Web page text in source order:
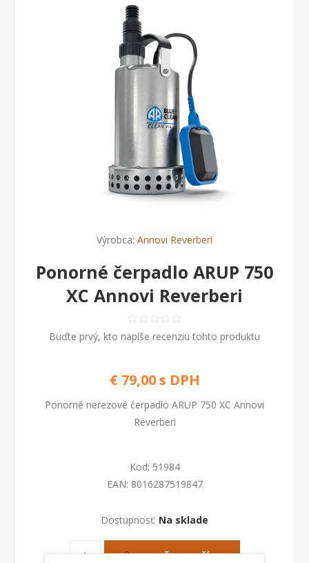
Výrobca: Annovi Reverberi
Ponorné čerpadlo ARUP 750
XC Annovi Reverberi
Buďte prvý, kto napíše recenziu tohto produktu
€ 79,00 s DPH
Ponorné nerezové čerpadlo ARUP 750 XC Annovi
Reverberi
Kod: 51984
EAN: 8016287519847
Dostupnosť: Na sklade
PRIDAŤ DO KOŠÍKA